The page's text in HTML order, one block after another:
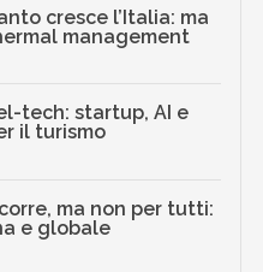
cresce l’Italia: ma
management
tech: startup, AI e
il turismo
ma non per tutti:
e globale